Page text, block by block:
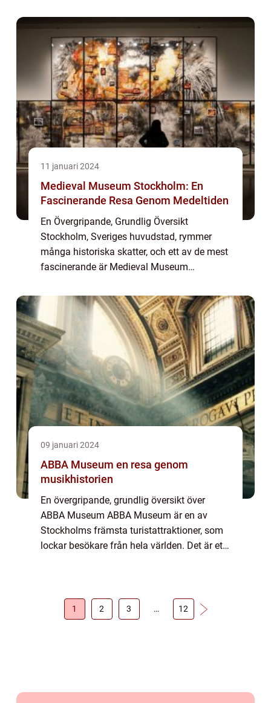
Bornholm är ett populärt resmål för u...
11 januari 2024
Medieval Museum Stockholm: En
Fascinerande Resa Genom Medeltiden
En Övergripande, Grundlig Översikt
Stockholm, Sveriges huvudstad, rymmer
många historiska skatter, och ett av de mest
fascinerande är Medieval Museum
och förmedla kunskap om medeltiden på ett
unikt och intera...
09 januari 2024
ABBA Museum en resa genom
musikhistorien
En övergripande, grundlig översikt över
ABBA Museum ABBA Museum är en av
Stockholms främsta turistattraktioner, som
lockar besökare från hela världen. Det är ett
1 2 3 … 12